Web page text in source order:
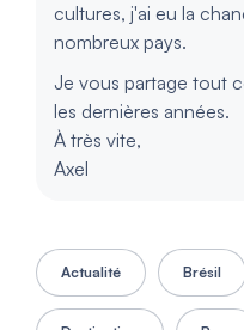
cultures, j'ai eu la
nombreux pays.
Je vous partage tout
les dernières années.
À très vite,
Axel
Actualité Brésil